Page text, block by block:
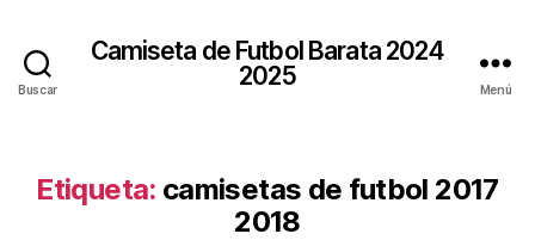
Buscar
Camiseta de Futbol Barata 2024
2025
Menú
Etiqueta: camisetas de futbol 2017
2018